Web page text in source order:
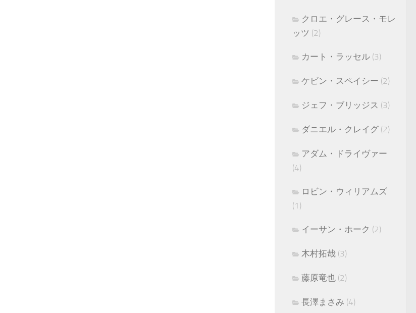
クロエ・グレース・モレ
ッツ (2)
カート・ラッセル (3)
ケビン・スペイシー (2)
ジェフ・ブリッジス (3)
ダニエル・クレイグ (2)
アダム・ドライヴァー
(4)
ロビン・ウィリアムズ
(1)
イーサン・ホーク (2)
木村拓哉 (3)
藤原竜也 (2)
長澤まさみ (4)